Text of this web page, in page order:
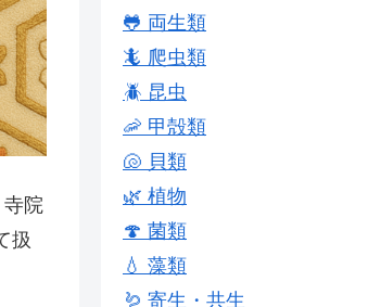
院
扱
🐸 両生類
🦎 爬虫類
🪲 昆虫
🦐 甲殻類
🐚 貝類
🌿 植物
🍄 菌類
💧 藻類
🪱 寄生・共生